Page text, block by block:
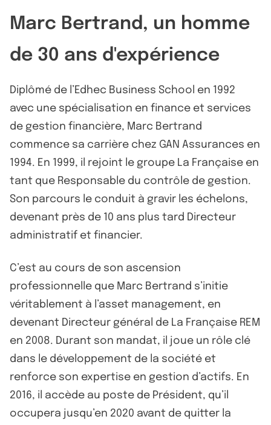
Marc Bertrand, un homme
de 30 ans d'expérience
Diplômé de l’Edhec Business School en 1992
avec une spécialisation en finance et services
de gestion financière, Marc Bertrand
commence sa carrière chez GAN Assurances en
1994. En 1999, il rejoint le groupe La Française en
tant que Responsable du contrôle de gestion.
Son parcours le conduit à gravir les échelons,
devenant près de 10 ans plus tard Directeur
administratif et financier.
C’est au cours de son ascension
professionnelle que Marc Bertrand s’initie
véritablement à l’asset management, en
devenant Directeur général de La Française REM
en 2008. Durant son mandat, il joue un rôle clé
dans le développement de la société et
renforce son expertise en gestion d’actifs. En
2016, il accède au poste de Président, qu’il
occupera jusqu’en 2020 avant de quitter la